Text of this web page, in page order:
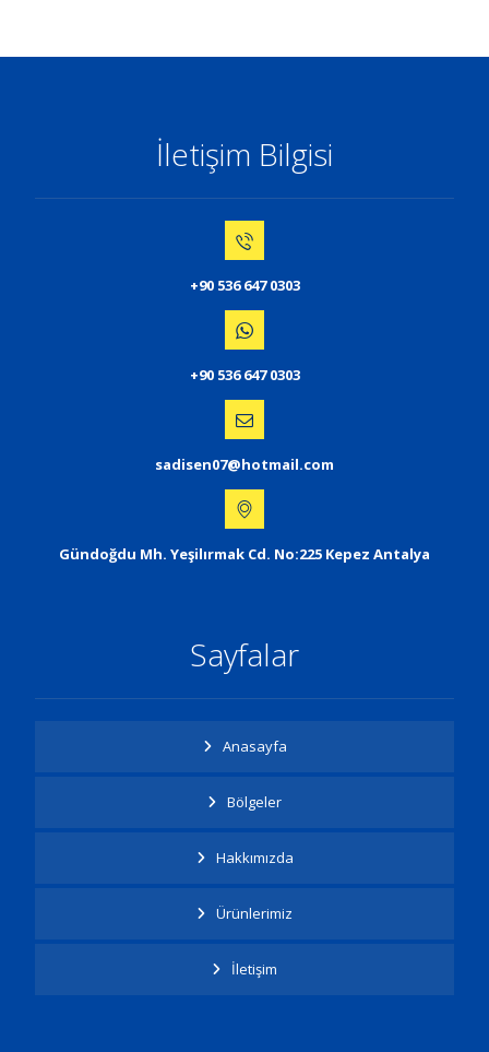
İletişim Bilgisi
+90 536 647 0303
+90 536 647 0303
sadisen07@hotmail.com
Gündoğdu Mh. Yeşilırmak Cd. No:225 Kepez Antalya
Sayfalar
Anasayfa
Bölgeler
Hakkımızda
Ürünlerimiz
İletişim